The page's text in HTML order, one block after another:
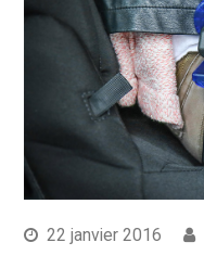
22 janvier 2016